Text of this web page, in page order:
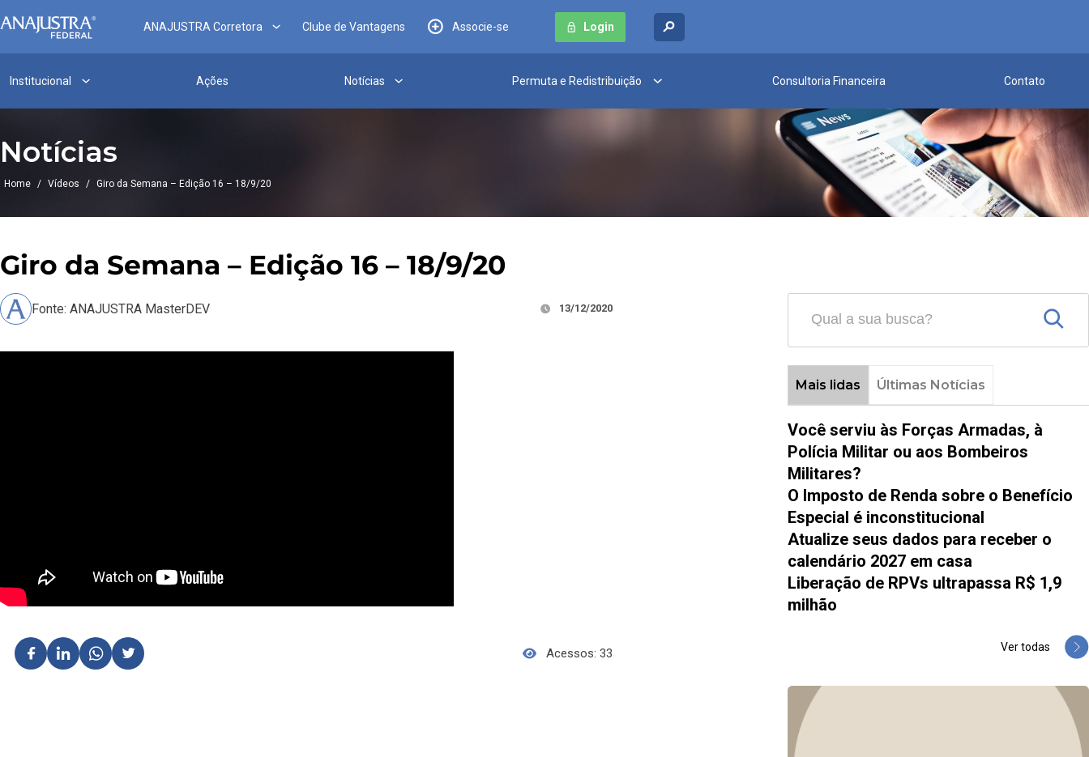
ANAJUSTRA Corretora Clube de Vantagens Associe-se Login
Institucional Ações Notícias Permuta e Redistribuição Consultoria Financeira Contato
Notícias
Home / Vídeos / Giro da Semana – Edição 16 – 18/9/20
Giro da Semana – Edição 16 – 18/9/20
Fonte: ANAJUSTRA MasterDEV 13/12/2020
Acessos: 33
Mais lidas Últimas Notícias
Você serviu às Forças Armadas, à
Polícia Militar ou aos Bombeiros
Militares?
O Imposto de Renda sobre o Benefício
Especial é inconstitucional
Atualize seus dados para receber o
calendário 2027 em casa
Liberação de RPVs ultrapassa R$ 1,9
milhão
Ver todas